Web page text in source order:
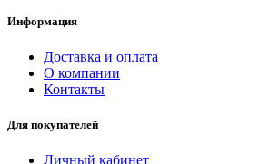
Информация
Доставка и оплата
О компании
Контакты
Для покупателей
Личный кабинет